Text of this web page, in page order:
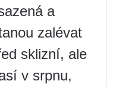
a
zalévat
sklizní, ale
v srpnu,